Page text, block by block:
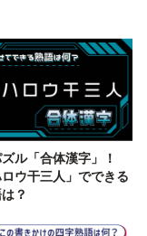
ル「合体漢字」！
ロウ干三人」でできる
？